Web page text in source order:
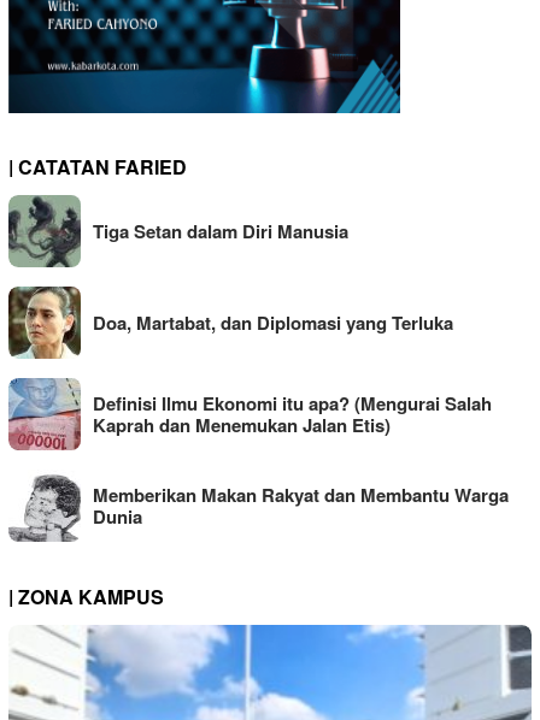
| CATATAN FARIED
Tiga Setan dalam Diri Manusia
Doa, Martabat, dan Diplomasi yang Terluka
Definisi Ilmu Ekonomi itu apa? (Mengurai Salah
Kaprah dan Menemukan Jalan Etis)
Memberikan Makan Rakyat dan Membantu Warga
Dunia
| ZONA KAMPUS